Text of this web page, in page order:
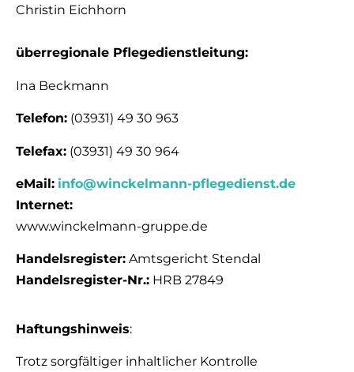
Christin Eichhorn
überregionale Pflegedienstleitung:
Ina Beckmann
Telefon: (03931) 49 30 963
Telefax: (03931) 49 30 964
eMail: info@winckelmann-pflegedienst.de
Internet:
www.winckelmann-gruppe.de
Handelsregister: Amtsgericht Stendal
Handelsregister-Nr.: HRB 27849
Haftungshinweis:
Trotz sorgfältiger inhaltlicher Kontrolle